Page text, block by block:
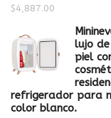
$4,887.00
lujo
piel
refrigerador para
color blanco.